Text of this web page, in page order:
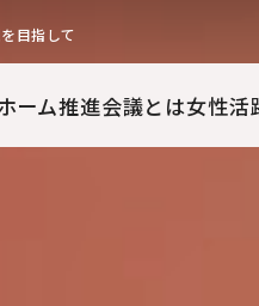
目指して
ーム推進会議とは女性活